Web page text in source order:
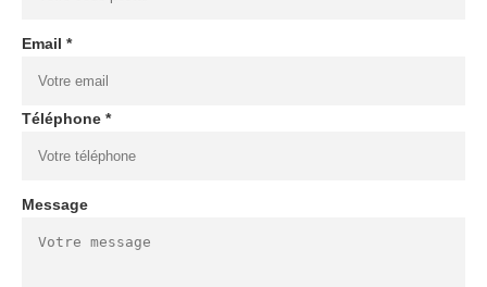
Email *
Téléphone *
Message